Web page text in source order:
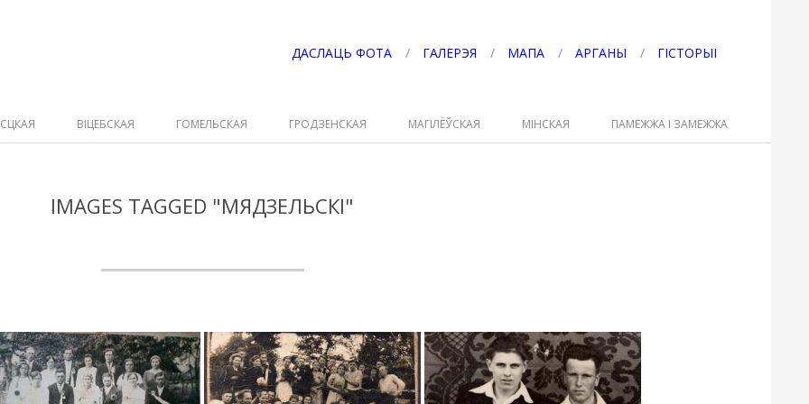
ДАСЛАЦЬ ФОТА ГАЛЕРЭЯ МАПА АРГАНЫ ГІСТОРЫІ
ВІЦЕБСКАЯ ГОМЕЛЬСКАЯ ГРОДЗЕНСКАЯ МАГІЛЁЎСКАЯ МІНСКАЯ ПАМЕЖЖА І ЗАМЕЖЖА
IMAGES TAGGED "МЯДЗЕЛЬСКІ"